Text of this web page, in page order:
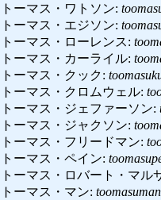
トーマス・ワトソン:
トーマス・エジソン:
トーマス・ローレンス:
トーマス・カーライル:
トーマス・クック:
トーマス・クロムウェル:
トーマス・ジェファーソン:
トーマス・ジャクソン:
トーマス・フリードマン:
トーマス・ペイン:
トーマス・ロバート・マル
トーマス・マン: toomasuman